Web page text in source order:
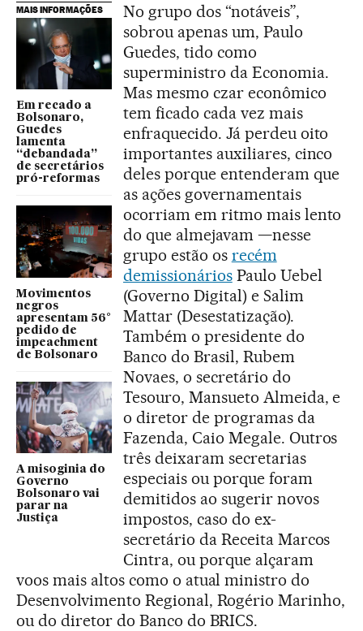
MAIS INFORMAÇÕES
Em recado a
Bolsonaro,
Guedes
lamenta
“debandada”
de secretários
pró-reformas
Movimentos
negros
apresentam 56°
pedido de
impeachment
de Bolsonaro
A misoginia do
Governo
Bolsonaro vai
parar na
Justiça
No grupo dos “notáveis”,
sobrou apenas um, Paulo
Guedes, tido como
superministro da Economia.
Mas mesmo czar econômico
tem ficado cada vez mais
enfraquecido. Já perdeu oito
importantes auxiliares, cinco
deles porque entenderam que
as ações governamentais
ocorriam em ritmo mais lento
do que almejavam —nesse
grupo estão os recém
demissionáriosPaulo Uebel
(Governo Digital) e Salim
Mattar (Desestatização).
Também o presidente do
Banco do Brasil, Rubem
Novaes, o secretário do
Tesouro, Mansueto Almeida, e
o diretor de programas da
Fazenda, Caio Megale. Outros
três deixaram secretarias
especiais ou porque foram
demitidos ao sugerir novos
impostos, caso do ex-
secretário da Receita Marcos
Cintra, ou porque alçaram
voos mais altos como o atual ministro do
Desenvolvimento Regional, Rogério Marinho,
ou do diretor do Banco do BRICS.